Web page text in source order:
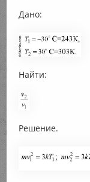
Дано:
Найти:
Решение.